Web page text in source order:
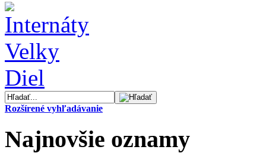
Rozšírené vyhľadávanie
Najnovšie oznamy